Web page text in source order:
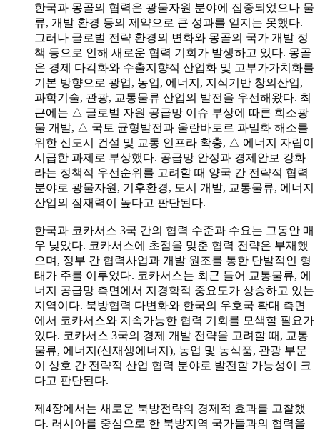
한국과 몽골의 협력은 광물자원 분야에 집중되었으나 물
류, 개발 환경 등의 제약으로 큰 성과를 얻지는 못했다.
그러나 글로벌 전략 환경의 변화와 몽골의 국가 개발 정
책 등으로 인해 새로운 협력 기회가 발생하고 있다. 몽골
은 경제 다각화와 수출지향적 산업화 및 고부가가치화를
기본 방향으로 광업, 농업, 에너지, 지식기반 창의산업,
과학기술, 관광, 교통물류 산업의 발전을 우선해왔다. 최
근에는 △ 글로벌 자원 공급망 이슈 부상에 따른 희소광
물 개발, △ 국토 균형발전과 울란바토르 과밀화 해소를
위한 신도시 건설 및 교통 인프라 확충, △ 에너지 자립이
시급한 과제로 부상했다. 공급망 안정과 경제안보 강화
라는 정책적 우선순위를 고려할 때 양국 간 전략적 협력
분야로 광물자원, 기후환경, 도시 개발, 교통물류, 에너지
산업의 잠재력이 높다고 판단된다.
한국과 코카서스 3국 간의 협력 수준과 수요는 그동안 매
우 낮았다. 코카서스에 초점을 맞춘 협력 전략은 부재했
으며, 정부 간 협력사업과 개발 원조를 통한 단발적인 형
태가 주를 이루었다. 코카서스는 최근 들어 교통물류, 에
너지 공급망 측면에서 지경학적 중요도가 상승하고 있는
지역이다. 북방협력 다변화와 한국의 우호국 확대 측면
에서 코카서스와 지속가능한 협력 기회를 모색할 필요가
있다. 코카서스 3국의 경제 개발 전략을 고려할 때, 교통
물류, 에너지(신재생에너지), 농업 및 농식품, 관광 부문
이 상호 간 전략적 산업 협력 분야로 발전할 가능성이 크
다고 판단된다.
제4장에서는 새로운 북방전략의 경제적 효과를 고찰했
다. 러시아를 중심으로 한 북방지역 국가들과의 협력을